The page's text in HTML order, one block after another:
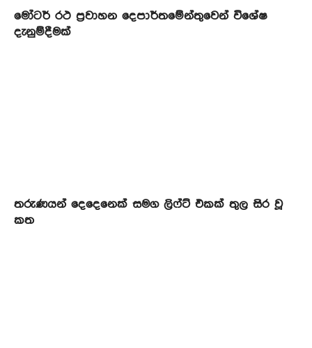
මෝටර් රථ ප්‍රවාහන දෙපාර්තමේන්තුවෙන් විශේෂ
දැනුම්දීමක්
තරුණයන් දෙදෙනෙක් සමග ලිෆ්ට් එකක් තුල සිර වූ
කත